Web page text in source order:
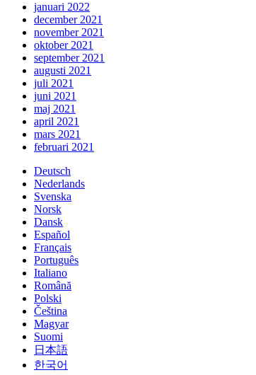
januari 2022
december 2021
november 2021
oktober 2021
september 2021
augusti 2021
juli 2021
juni 2021
maj 2021
april 2021
mars 2021
februari 2021
Deutsch
Nederlands
Svenska
Norsk
Dansk
Español
Français
Português
Italiano
Română
Polski
Čeština
Magyar
Suomi
日本語
한국어